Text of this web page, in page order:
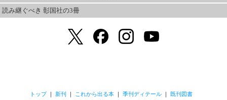
読み継ぐべき 彰国社の3冊
トップ｜ 新刊 これから出る本 ｜季刊ディテール
既刊図書